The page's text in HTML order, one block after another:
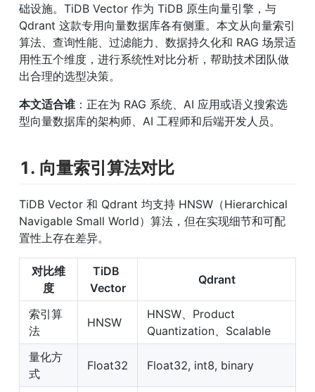
础设施。TiDB Vector 作为 TiDB 原生向量引擎，与
Qdrant 这款专用向量数据库各有侧重。本文从向量索引
算法、查询性能、过滤能力、数据持久化和 RAG 场景适
用性五个维度，进行系统性对比分析，帮助技术团队做
出合理的选型决策。
本文适合谁 ：正在为 RAG 系统、AI 应用或语义搜索选
型向量数据库的架构师、AI 工程师和后端开发人员。
1. 向量索引算法对比
TiDB Vector 和 Qdrant 均支持 HNSW（Hierarchical
Navigable Small World）算法，但在实现细节和可配
置性上存在差异。
对比维
度
TiDB
Vector
Qdrant
索引算
法
HNSW
HNSW、Product
Quantization、Scalable
量化方
式
Float32 Float32, int8, binary